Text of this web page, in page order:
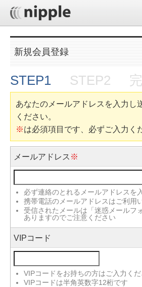
新規会員登録
STEP1 STEP2
あなたのメールアドレスを入力し
ください。
※は必須項目です、必ずご入力く
メールアドレス ※
必ず連絡のとれるメールアドレスを
携帯電話のメールアドレスはご利用
受信されたメールは「迷惑メールフ
ありますのでご注意ください
VIPコード
VIPコードをお持ちの方はご入力く
VIPコードは半角英数字12桁です